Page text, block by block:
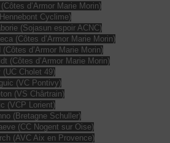
d’Armor Marie Morin)
Cyclime)
(Sojasun espoir ACNC)
(Côtes d’Armor Marie Morin)
d’Armor Marie Morin)
(Côtes d’Armor Marie Morin)
(UC Cholet 49)
(VC Pontivy)
(VS Chârtrain)
(VCP Lorient)
(Bretagne Schuller)
(CC Nogent sur Oise)
(AVC Aix en Provence)